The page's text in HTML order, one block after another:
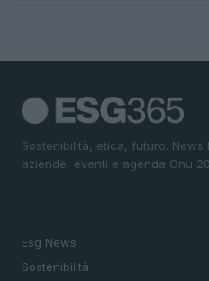
Sostenibilità, etica, futuro. News
aziende, eventi e agenda Onu
Esg News
Sostenibilità